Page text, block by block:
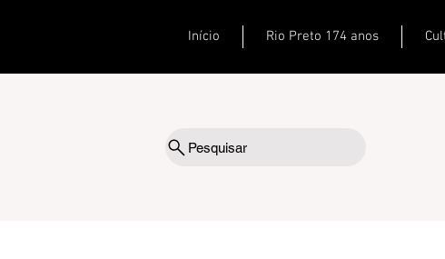
Início Rio Preto 174 anos
Pesquisar